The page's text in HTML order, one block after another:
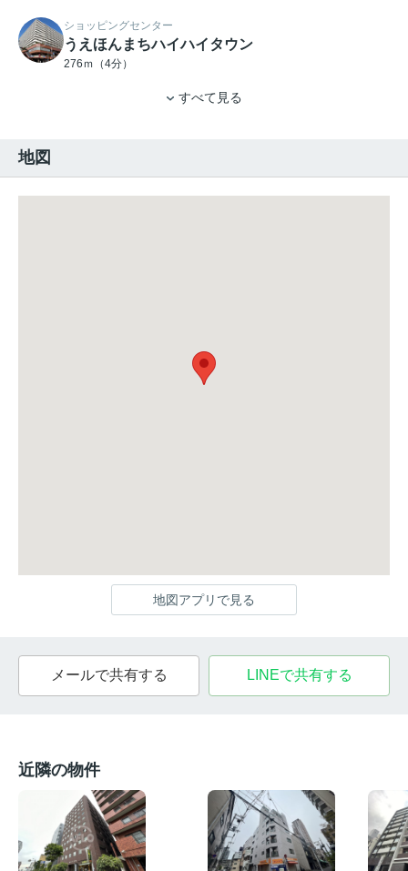
ショッピングセンター
うえほんまちハイハイタウン
276ｍ（4分）
すべて見る
地図
地図アプリで見る
メールで共有する LINEで共有する
近隣の物件